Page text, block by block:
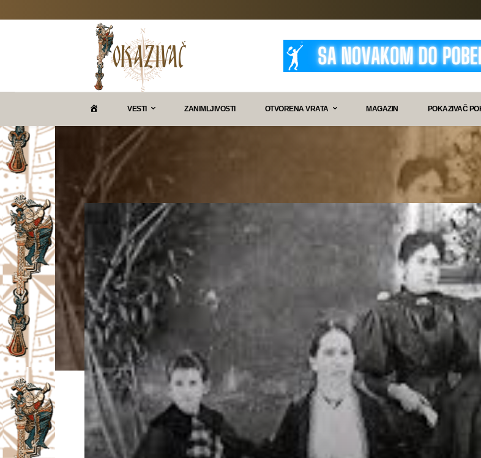
V
A
Č
VESTI ZANIMLJIVOSTI OTVORENA VRATA MAGAZIN POKAZIVAČ